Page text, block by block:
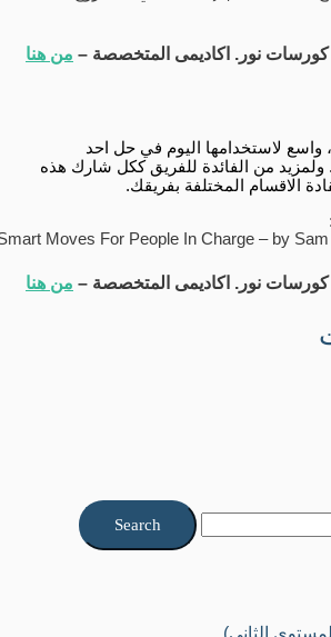
نور. اكاديمى المتخصصة –من هنا
واسع لاستخدامها اليوم في حل احد
ولمزيد من الفائدة للفريق ككل شارك هذه
الاقسام المختلفة بفريقك.
Smart Moves For People In Charge – by
نور. اكاديمى المتخصصة –من هنا
الثانى)